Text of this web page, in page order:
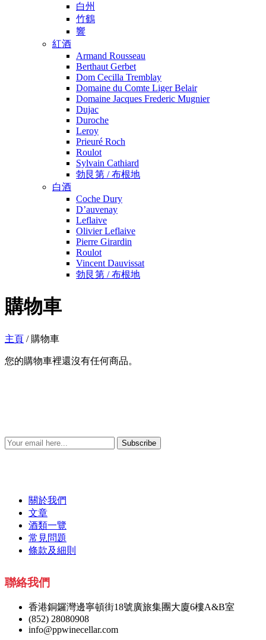
白州
竹鶴
響
紅酒
Armand Rousseau
Berthaut Gerbet
Dom Cecilla Tremblay
Domaine du Comte Liger Belair
Domaine Jacques Frederic Mugnier
Dujac
Duroche
Leroy
Prieuré Roch
Roulot
Sylvain Cathiard
勃艮第 / 布根地
白酒
Coche Dury
D’auvenay
Leflaive
Olivier Leflaive
Pierre Girardin
Roulot
Vincent Dauvissat
勃艮第 / 布根地
購物車
主頁 / 購物車
您的購物車裡還沒有任何商品。
Subscribe
關於我們
文章
酒類一覽
常見問題
條款及細則
聯絡我們
香港銅鑼灣邊寧頓街18號廣旅集團大廈6樓A&B室
(852) 28080908
info@ppwinecellar.com